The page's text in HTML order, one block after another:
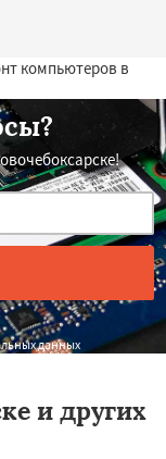
компьютеров в
данных
и других